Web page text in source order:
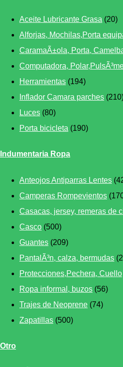
Aceite Lubricante Grasa (20)
Alforjas, Mochilas,Porta
CaramaÃ±ola, Porta,
Computadora,
Herramientas (194)
Inflador Camara parches
Luces (80)
Porta bicicleta (190)
Indumentaria Ropa
Anteojos Antiparras Lentes
Camperas Rompevientos
Casacas, jersey, remeras de
Casco (500)
Guantes (209)
PantalÃ³n, calza, bermudas
Protecciones,Pechera, Cuello
Ropa informal, buzos (56)
Trajes de Neoprene (74)
Zapatillas (500)
Otro